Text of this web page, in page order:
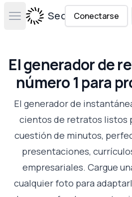
Open main menuSecta Labs
Conectarse
El generador de
número 1 para
El generador de
cientos de retratos listos
cuestión de minutos,
presentaciones,
empresariales. Cargue
cualquier foto para